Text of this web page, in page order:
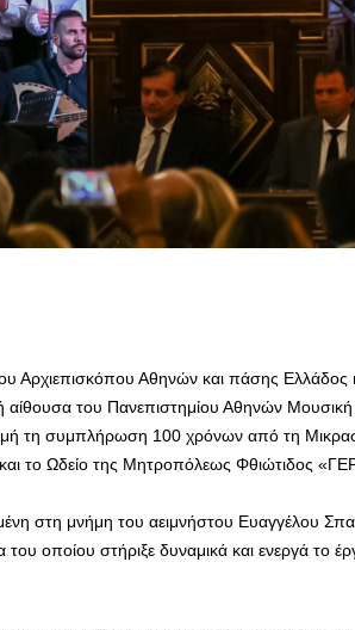
Αρχιεπισκόπου Αθηνών και πάσης Ελλάδος
αίθουσα του Πανεπιστημίου Αθηνών
τη συμπλήρωση 100 χρόνων από τη
το Ωδείο της Μητροπόλεως Φθιώτιδος
στη μνήμη του αειμνήστου Ευαγγέλου
οποίου στήριξε δυναμικά και ενεργά το